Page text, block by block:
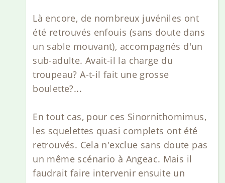
Là encore, de nombreux juvéniles ont
été retrouvés enfouis (sans doute dans
un sable mouvant), accompagnés d'un
sub-adulte. Avait-il la charge du
troupeau? A-t-il fait une grosse
boulette?...
En tout cas, pour ces Sinornithomimus,
les squelettes quasi complets ont été
retrouvés. Cela n'exclue sans doute pas
un même scénario à Angeac. Mais il
faudrait faire intervenir ensuite un